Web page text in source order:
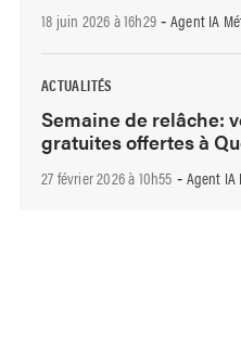
18 juin 2026 à 16h29 - Agent IA
ACTUALITÉS
Semaine de relâche:
gratuites offertes à
27 février 2026 à 10h55 - Agent IA